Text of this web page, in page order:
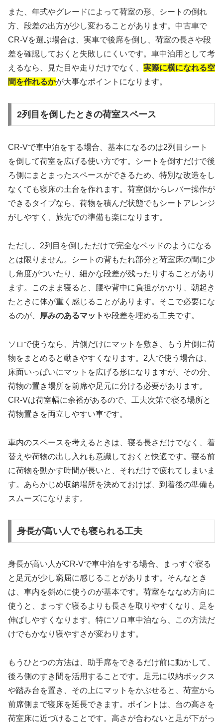
また、年式やグレードによって荷室の形、シートの倒れ
方、段差の出方が少し変わることがあります。中古車で
CR-Vを選ぶ場合は、実車で後席を倒し、荷室の長さや段
差を確認しておくと失敗しにくいです。車中泊用として考
えるなら、見た目や走りだけでなく、 実際に横になれる空
間を作れるかが大事なポイントになります。
2列目を倒したときの荷室スペース
CR-Vで車中泊をする場合、基本になるのは2列目シート
を倒して荷室を広げる使い方です。シートを倒すだけで後
ろ側にまとまったスペースができるため、特別な改造をし
なくても寝床の土台を作れます。荷室側からレバー操作が
できるタイプなら、荷物を積んだ状態でもシートアレンジ
がしやすく、旅先での準備も楽になります。
ただし、2列目を倒しただけで完全なベッドのようになる
とは限りません。シートの背もたれ部分と荷室床の間に少
し角度がついたり、細かな段差が残ったりすることがあり
ます。このまま寝ると、腰や背中に負担がかかり、朝起き
たときに体が重く感じることがあります。そこで必要にな
るのが、
厚みのあるマットや段差を埋める工夫です。
ソロで使うなら、片側だけにマットを敷き、もう片側に荷
物をまとめると動きやすくなります。2人で使う場合は、
床面いっぱいにマットを広げる形になりますが、その分、
荷物の置き場所を前席や足元に分ける必要があります。
CR-Vは荷室幅に余裕があるので、工夫次第で寝る場所と
荷物置きを両立しやすい車です。
車内のスペースを考えるときは、寝る長さだけでなく、着
替えや荷物の出し入れも意識しておくと快適です。寝る前
に荷物を動かす時間が長いと、それだけで疲れてしまいま
す。あらかじめ収納場所を決めておけば、到着後の準備も
スムーズになります。
身長が高い人でも寝られる工夫
身長が高い人がCR-Vで車中泊をする場合、まっすぐ寝る
と足元が少し窮屈に感じることがあります。そんなとき
は、車内を斜めに使うのが基本です。荷室をななめ方向に
使うと、まっすぐ寝るよりも長さを取りやすくなり、足を
伸ばしやすくなります。特にソロ車中泊なら、この方法だ
けでもかなり寝やすさが変わります。
もうひとつの方法は、助手席をできるだけ前に動かして、
後ろ側のすき間を活用することです。足元に収納ボックス
や踏み台を置き、その上にマットをかぶせると、荷室から
前席側まで寝床を延長できます。ポイントは、台の高さを
荷室床に近づけることです。高さが合わないと足が下がっ